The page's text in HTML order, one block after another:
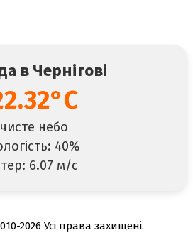
в Чернігові
чисте небо
40%
6.07 м/с
2026 Усі права захищені.